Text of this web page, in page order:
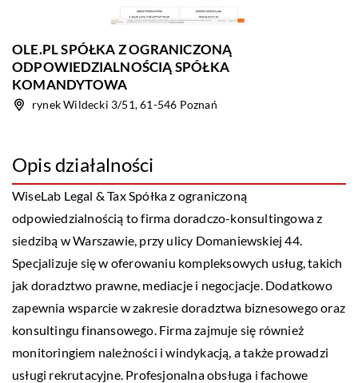
OLE.PL SPÓŁKA Z OGRANICZONĄ
ODPOWIEDZIALNOŚCIĄ SPÓŁKA
KOMANDYTOWA
rynek Wildecki 3/51, 61-546 Poznań
Opis działalności
WiseLab Legal & Tax Spółka z ograniczoną
odpowiedzialnością to firma doradczo-konsultingowa z
siedzibą w Warszawie, przy ulicy Domaniewskiej 44.
Specjalizuje się w oferowaniu kompleksowych usług, takich
jak doradztwo prawne, mediacje i negocjacje. Dodatkowo
zapewnia wsparcie w zakresie doradztwa biznesowego oraz
konsultingu finansowego. Firma zajmuje się również
monitoringiem należności i windykacją, a także prowadzi
usługi rekrutacyjne. Profesjonalna obsługa i fachowe